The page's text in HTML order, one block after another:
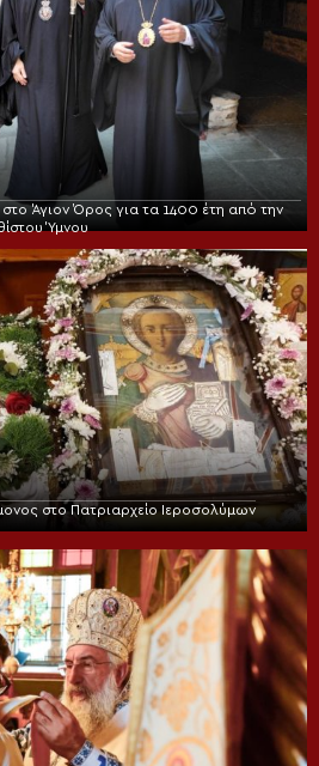
Άγιον Όρος για τα 1400 έτη από την
Ύμνου
στο Πατριαρχείο Ιεροσολύμων